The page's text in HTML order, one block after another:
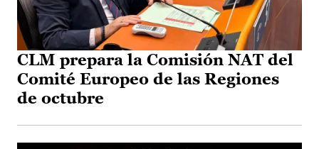
CLM prepara la Comisión NAT del
Comité Europeo de las Regiones
de octubre